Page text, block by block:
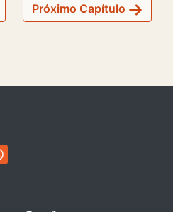
Próximo Capítulo